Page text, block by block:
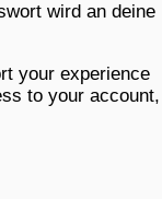
wird an deine
your experience
to your account,